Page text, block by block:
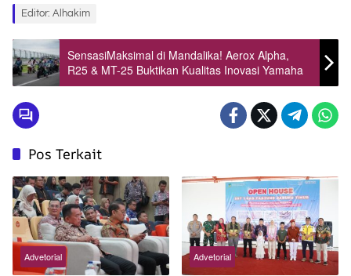
Editor: Alhakim
SensasiMaksimal di Mandalika! Aerox Alpha,
R25 & MT-25 Buktikan Kualitas Inovasi Yamaha
Pos Terkait
Advetorial Advetorial